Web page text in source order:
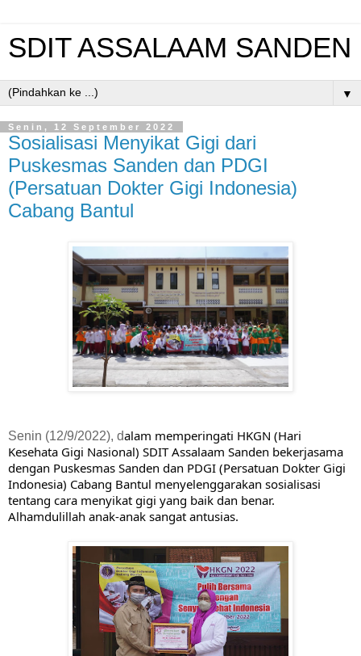
SDIT ASSALAAM SANDEN
▼
Senin, 12 September 2022
Sosialisasi Menyikat Gigi dari
Puskesmas Sanden dan PDGI
(Persatuan Dokter Gigi Indonesia)
Cabang Bantul
Senin (12/9/2022), dalam memperingati HKGN (Hari
Kesehata Gigi Nasional) SDIT Assalaam Sanden bekerjasama
dengan Puskesmas Sanden dan PDGI (Persatuan Dokter Gigi
Indonesia) Cabang Bantul menyelenggarakan sosialisasi
tentang cara menyikat gigi yang baik dan benar.
Alhamdulillah anak-anak sangat antusias.